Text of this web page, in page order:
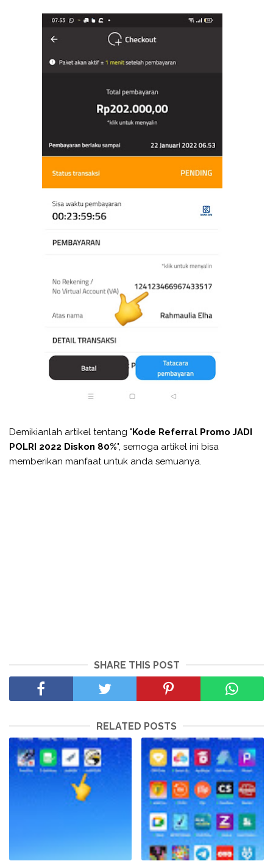
Demikianlah artikel tentang " Kode Referral Promo JADI
POLRI 2022 Diskon 80%", semoga artikel ini bisa
memberikan manfaat untuk anda semuanya.
SHARE THIS POST
RELATED POSTS